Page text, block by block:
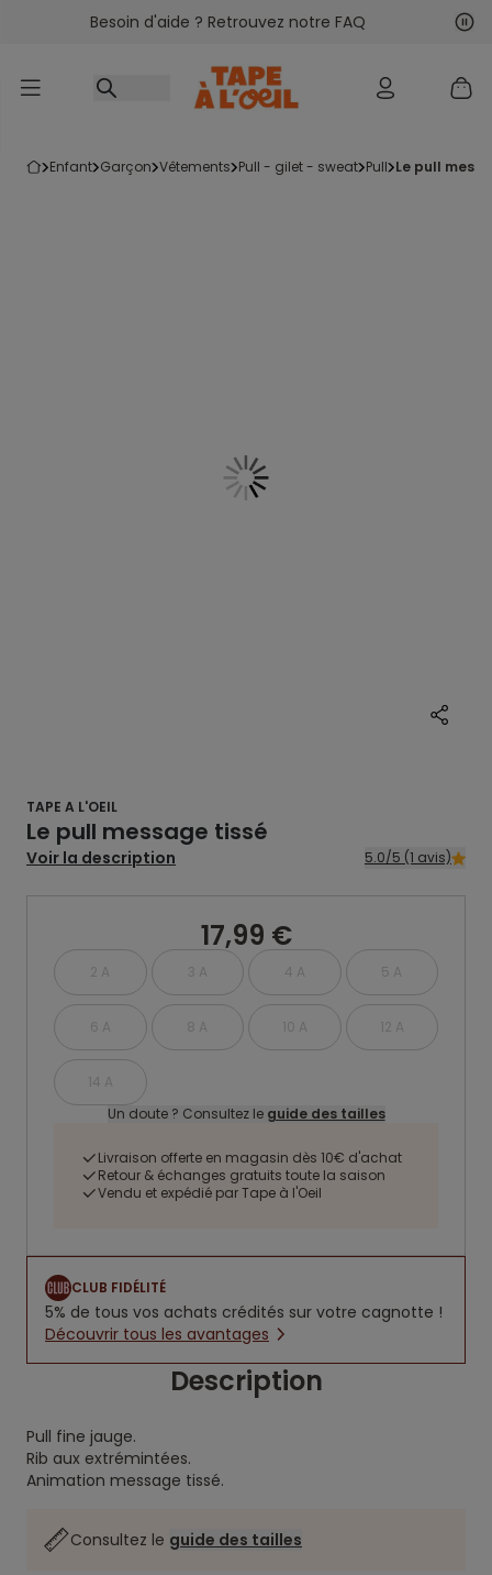
Accéder au contenu
Besoin d'aide ? Retrouvez notre FAQ
enfant garçon vêtements pull - gilet - sweat pull le pull
TAPE A L'OEIL
Le pull message tissé
Voir la description 5.0/5 (1 avis)
17,99 €
2 A 3 A 4 A 5 A
6 A 8 A 10 A 12 A
14 A
Un doute ? Consultez le guide des tailles
Livraison offerte en magasin dès 10€ d'achat
Retour & échanges gratuits toute la saison
Vendu et expédié par Tape à l'Oeil
CLUB FIDÉLITÉ
5% de tous vos achats crédités sur votre cagnotte !
Découvrir tous les avantages
Description
Pull fine jauge.
Rib aux extrémintées.
Animation message tissé.
Consultez le guide des tailles